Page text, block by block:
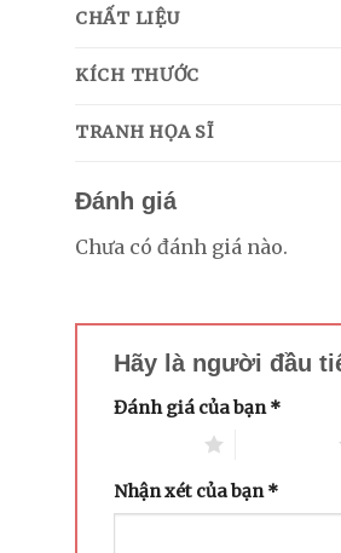
CHẤT LIỆU
KÍCH THƯỚC
TRANH HỌA SĨ
Đánh giá
Chưa có đánh giá nào.
Hãy là người đầu
Đánh giá của bạn*
Nhận xét của bạn*